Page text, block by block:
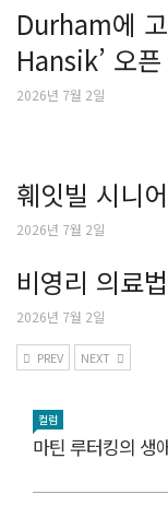
Durham에
Hansik’ 오픈
2026년 7월 2일
훼잇빌 시니
2026년 7월 2일
비영리 의료
2026년 7월 2일
PREV NEXT
컬럼
마틴 루터킹의 생